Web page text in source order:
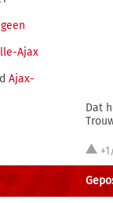
geen
Ajax
Ajax-
Dat